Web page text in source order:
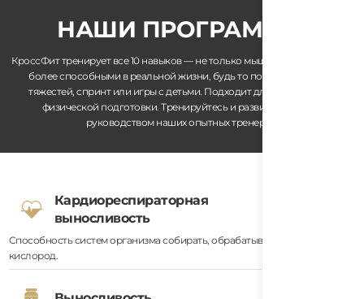
НАШИ ПРОГРАММЫ
КроссФит тренирует все 10 навыков — не только мышцы. Это делает вас
более способными в реальной жизни, будь то походы, поднятие
тяжестей, спринт или игры с детьми. Подходит для всех уровней
физической подготовки. Тренируйтесь и развивайтесь под
руководством наших опытных тренеров.
Кардиореспираторная
выносливость
Способность систем организма собирать, обрабатывать и доставлять
кислород.